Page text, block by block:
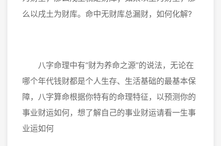
么以戌土为财库。命中无财库总漏财，如何化解?
八字命理中有“财为养命之源”的说法，无论在
哪个年代钱财都是个人生存、生活基础的最基本保
障，八字算命根据你特有的命理特征，以预测你的
事业财运如何，想了解自己的事业财运请看一生事
业运如何